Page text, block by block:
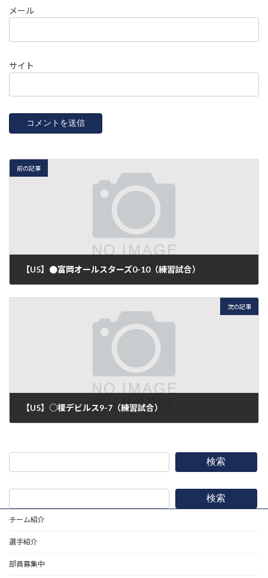
メール
サイト
前の記事
【U5】●富岡オールスターズ0-10（練習試合）
次の記事
【U5】○榎デビルス9-7（練習試合）
検索
検索
チーム紹介
選手紹介
部員募集中